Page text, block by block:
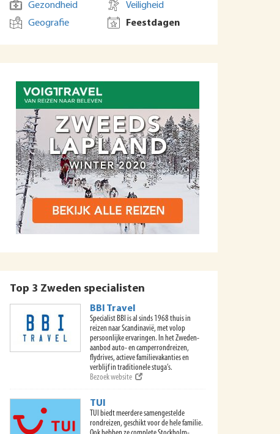
Gezondheid
Geografie
Veiligheid
Feestdagen
Top 3 Zweden specialisten
BBI Travel
Specialist BBI is al sinds 1968 thuis in
reizen naar Scandinavië, met volop
persoonlijke ervaringen. In het Zweden-
aanbod auto- en camperrondreizen,
flydrives, actieve familievakanties en
verblijf in traditionele stuga’s.
Bezoek website
TUI
TUI biedt meerdere samengestelde
rondreizen, geschikt voor de hele familie.